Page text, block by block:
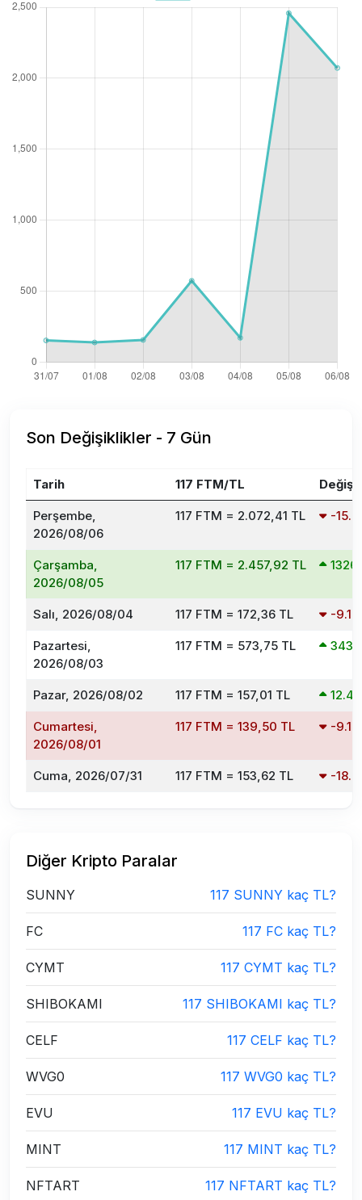
Son Değişiklikler - 7 Gün
Tarih 117 FTM/TL
Perşembe,
2026/08/06
117 FTM = 2.072,41 TL -
Çarşamba,
2026/08/05
117 FTM = 2.457,92 TL
Salı, 2026/08/04 117 FTM = 172,36 TL -
Pazartesi,
2026/08/03
117 FTM = 573,75 TL
Pazar, 2026/08/02 117 FTM = 157,01 TL
Cumartesi,
2026/08/01
117 FTM = 139,50 TL -
Cuma, 2026/07/31 117 FTM = 153,62 TL -
Diğer Kripto Paralar
SUNNY 117 SUNNY kaç TL?
FC 117 FC kaç TL?
CYMT 117 CYMT kaç TL?
SHIBOKAMI 117 SHIBOKAMI kaç TL?
CELF 117 CELF kaç TL?
WVG0 117 WVG0 kaç TL?
EVU 117 EVU kaç TL?
MINT 117 MINT kaç TL?
NFTART 117 NFTART kaç TL?